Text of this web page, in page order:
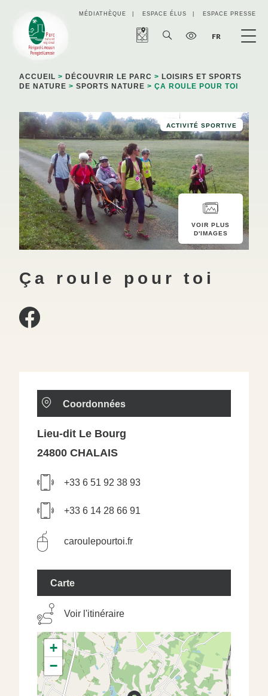
MÉDIATHÈQUE ESPACE ÉLUS ESPACE PRESSE
FR
ACCUEIL > DÉCOUVRIR LE PARC > LOISIRS ET SPORTS
DE NATURE > SPORTS NATURE > ÇA ROULE POUR TOI
ACTIVITÉ SPORTIVE
VOIR PLUS
D'IMAGES
Ça roule pour toi
Coordonnées
Lieu-dit Le Bourg
24800 CHALAIS
+33 6 51 92 38 93
+33 6 14 28 66 91
caroulepourtoi.fr
Carte
Voir l'itinéraire
+
−